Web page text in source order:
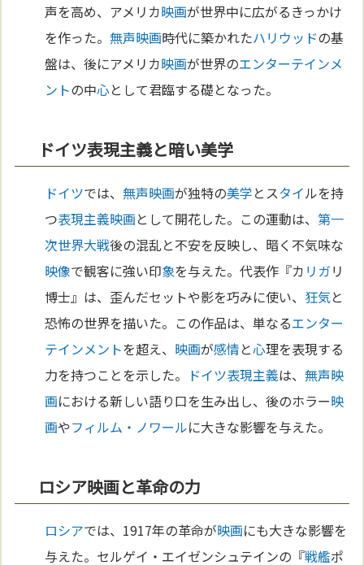
声を高め、アメリカ映画が世界中に広がるきっかけ
を作った。無声映画時代に築かれたハリウッドの基
盤は、後にアメリカ映画が世界のエンターテインメ
ントの中心として君臨する礎となった。
ドイツ表現主義と暗い美学
ドイツでは、無声映画が独特の美学とスタイルを持
つ表現主義映画として開花した。この運動は、第一
次世界大戦後の混乱と不安を反映し、暗く不気味な
映像で観客に強い印象を与えた。代表作『カ リガリ
博士』は、歪んだセットや影を巧みに使い、 狂気と
恐怖の世界を描いた。この作品は、単なるエンター
テインメントを超え、 映画が感情と心理を表現する
力を持つことを示した。 ドイツ表現主義は、無声映
画における新しい語り口を生み出し、後のホラー映
画やフィルム・ノワールに大きな影響を与えた。
ロシア映画と革命の力
ロシアでは、1917年の革命が映画にも大きな影響を
与えた。セルゲイ・エイゼンシュテインの『戦艦ポ